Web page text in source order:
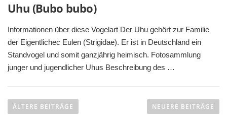
Uhu (Bubo bubo)
Informationen über diese Vogelart Der Uhu gehört zur Familie
der Eigentlichec Eulen (Strigidae). Er ist in Deutschland ein
Standvogel und somit ganzjährig heimisch. Fotosammlung
junger und jugendlicher Uhus Beschreibung des …
eÄLTERE BEITRÄGE NEUERE BEITRÄGE